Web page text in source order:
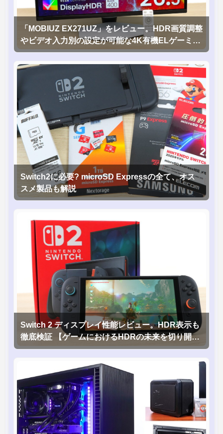
「MOBIUZ EX271UZ」をレビュー。HDR画質調整
やビデオ入力別の設定が可能な4K有機ELゲーミン
グモニタを徹底検証
Switch2に必要? microSD Expressの全て、オス
スメ製品も解説
Switch 2 ディスプレイ性能レビュー。HDR表示も
徹底検証 【ゲームにおけるHDRの未来を切り開く
1台！】